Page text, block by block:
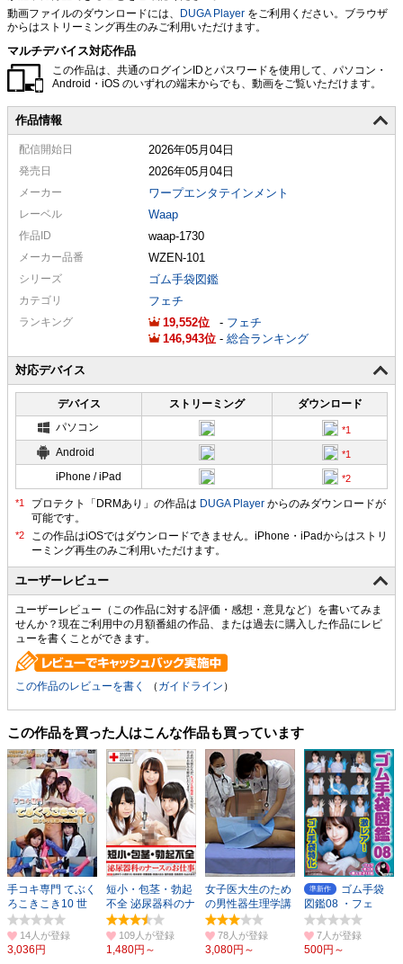
動画ファイルのダウンロードには、 DUGA Player をご利用ください。ブラウザ
からはストリーミング再生のみご利用いただけます。
マルチデバイス対応作品
この作品は、共通のログインIDとパスワードを使用して、パソコン・
Android・iOS のいずれの端末からでも、動画をご覧いただけます。
作品情報
配信開始日 2026年05月04日
発売日 2026年05月04日
メーカー ワープエンタテインメント
レーベル Waap
作品ID waap-1730
メーカー品番 WZEN-101
シリーズ ゴム手袋図鑑
カテゴリ フェチ
ランキング 19,552 - フェチ
146,943
- 総合ランキング
対応デバイス
デバイス ストリーミング
ダウンロード
パソコン
Android
iPhone / iPad
プロテクト「DRMあり」の作品は DUGA Player からのみダウンロードが
可能です。
ユーザーレビュー
ユーザーレビュー（この作品に対する評価・感想・意見など）を書いてみま
せんか？現在ご利用中の月額番組の作品、または過去に購入した作品にレビ
ューを書くことができます。
この作品のレビューを書く （ ガイドライン ）
この作品を買った人はこんな作品も買っています
手コキ専門 てぶく
ろこきこき10 世
にも不思議な物語
編 14人
3,036円
短小・包茎・勃起
不全 泌尿器科のナ
ースのお仕事
109人
1,480円～
女子医大生のため
の男性器生理学講
座 射精の観察
（2）
78人
3,080円～
準新作
ゴム手袋
図鑑08 ・フェ
ラ・手コキ・素人
女子10名
7人
500円～